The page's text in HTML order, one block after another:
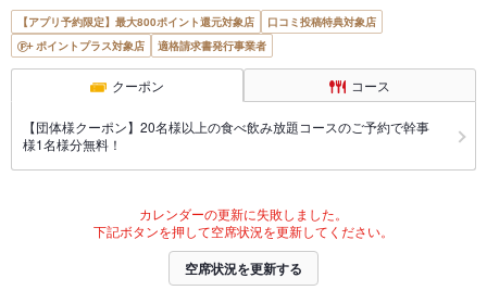
【アプリ予約限定】最大800ポイント還元対象店
口コミ投稿特典対象店
ポイントプラス対象店
適格請求書発行事業者
クーポン コース
【団体様クーポン】20名様以上の食べ飲み放題コースのご予約で幹事
様1名様分無料！
カレンダーの更新に失敗しました。
下記ボタンを押して空席状況を更新してください。
空席状況を更新する